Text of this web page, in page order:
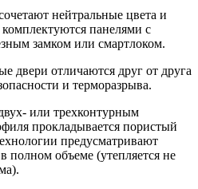
нейтральные цвета и
панелями с
замком или смартлоком.
двери отличаются друг от друга
и терморазрыва.
или трехконтурным
прокладывается пористый
предусматривают
полном объеме (утепляется не